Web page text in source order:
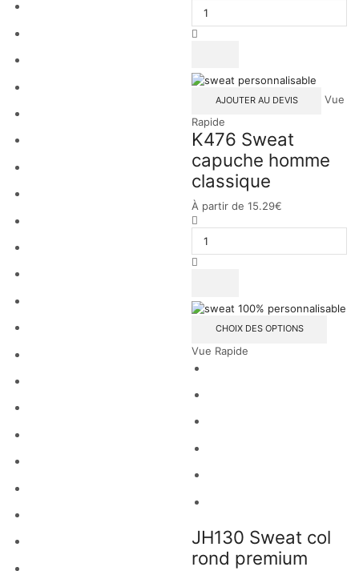
AJOUTER AU DEVIS
Vue
Rapide
K476 Sweat
capuche homme
classique
À partir de 15.29€
CHOIX DES OPTIONS
Vue Rapide
JH130 Sweat col
rond premium